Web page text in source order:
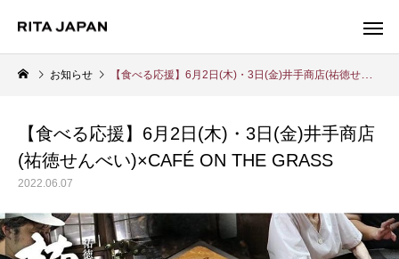
Warning
/export/sd214/www/jp/r/e/gmoserver/2/5/sd0942025/
Warning
お知らせ 【食べる応援】6⽉2⽇(⽊)・3⽇(⾦)井⼿商店(祐徳せんべい)×CAFÉ ON THE GRASS
【食べる応援】6⽉2⽇(⽊)・3⽇(⾦)井⼿商店
(祐徳せんべい)×CAFÉ ON THE GRASS
2022.06.07